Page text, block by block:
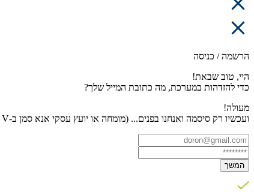
הרשמה / כניסה
היי, טוב שבאת!
כדי להזדהות במערכת, מה כתובת המייל שלך?
מעולה!
ועכשיו רק סיסמה ואנחנו בפנים... (מומחה או יועץ עסקי אנא סמן ב-V בתחתית העמוד)
המשך